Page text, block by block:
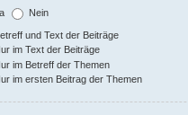
Nein
und Text der Beiträge
im Text der Beiträge
im Betreff der Themen
im ersten Beitrag der Themen